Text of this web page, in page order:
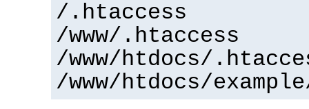
/.htaccess
/www/.htaccess
/www/htdocs/
/www/htdocs/